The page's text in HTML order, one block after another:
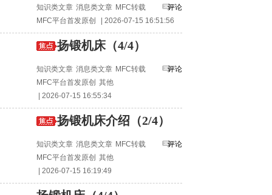
知识类文章 消息类文章 MFC转载
MFC平台首发原创
| 2026-07-15 16:51:56
评论
扬锻机床（4/4）
知识类文章 消息类文章 MFC转载
MFC平台首发原创 其他
| 2026-07-15 16:55:34
评论
扬锻机床介绍（2/4）
知识类文章 消息类文章 MFC转载
MFC平台首发原创 其他
| 2026-07-15 16:19:49
评论